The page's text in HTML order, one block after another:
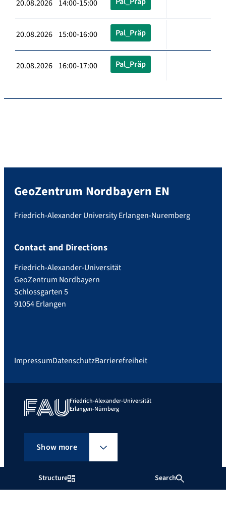
Structure Search
20.08.2026 14:00-15:00
20.08.2026 15:00-16:00 Pal_Präp
20.08.2026 16:00-17:00 Pal_Präp
GeoZentrum Nordbayern EN
Friedrich-Alexander University Erlangen-Nuremberg
Contact and Directions
Friedrich-Alexander-Universität
GeoZentrum Nordbayern
Schlossgarten 5
91054 Erlangen
ImpressumDatenschutzBarrierefreiheit
Friedrich-Alexander-Universität
Erlangen-Nürnberg
Show more